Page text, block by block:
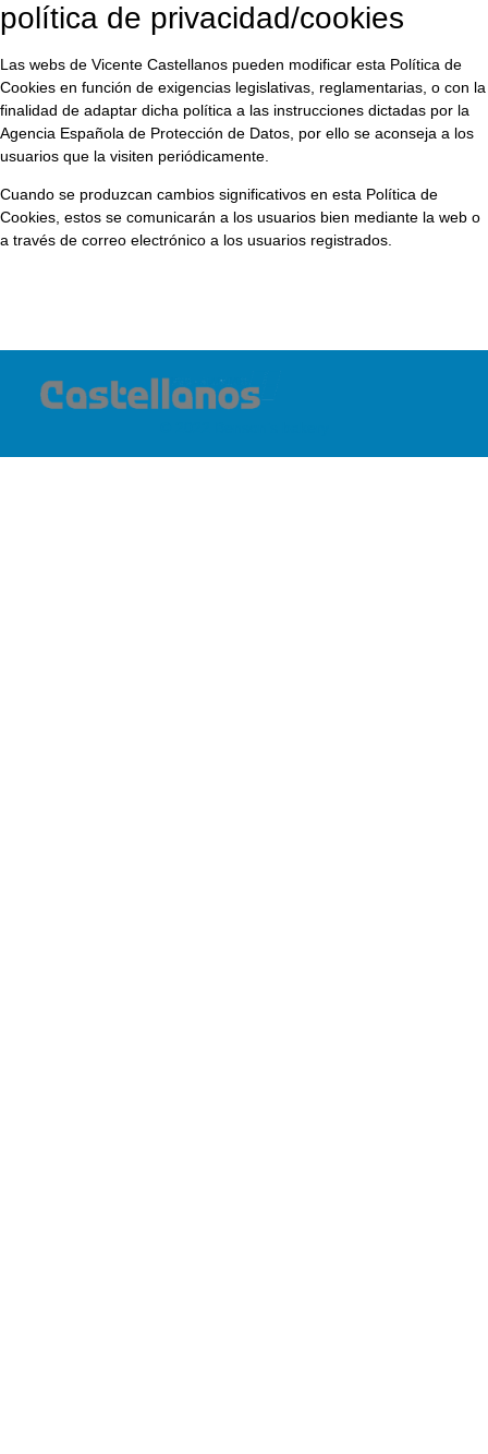
política de privacidad/cookies
Las webs de Vicente Castellanos pueden modificar esta Política de
Cookies en función de exigencias legislativas, reglamentarias, o con la
finalidad de adaptar dicha política a las instrucciones dictadas por la
Agencia Española de Protección de Datos, por ello se aconseja a los
usuarios que la visiten periódicamente.
Cuando se produzcan cambios significativos en esta Política de
Cookies, estos se comunicarán a los usuarios bien mediante la web o
a través de correo electrónico a los usuarios registrados.